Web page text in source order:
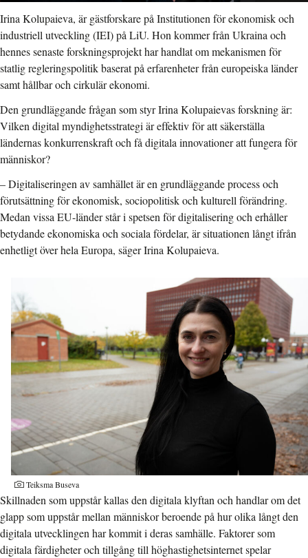
Irina Kolupaieva, är gästforskare på Institutionen för ekonomisk och
industriell utveckling (IEI) på LiU. Hon kommer från Ukraina och
hennes senaste forskningsprojekt har handlat om mekanismen för
statlig regleringspolitik baserat på erfarenheter från europeiska länder
samt hållbar och cirkulär ekonomi.
Den grundläggande frågan som styr Irina Kolupaievas forskning är:
Vilken digital myndighetsstrategi är effektiv för att säkerställa
ländernas konkurrenskraft och få digitala innovationer att fungera för
människor?
– Digitaliseringen av samhället är en grundläggande process och
förutsättning för ekonomisk, sociopolitisk och kulturell förändring.
Medan vissa EU-länder står i spetsen för digitalisering och erhåller
betydande ekonomiska och sociala fördelar, är situationen långt ifrån
enhetligt över hela Europa, säger Irina Kolupaieva.
Teiksma Buseva
Skillnaden som uppstår kallas den digitala klyftan och handlar om det
glapp som uppstår mellan människor beroende på hur olika långt den
digitala utvecklingen har kommit i deras samhälle. Faktorer som
digitala färdigheter och tillgång till höghastighetsinternet spelar